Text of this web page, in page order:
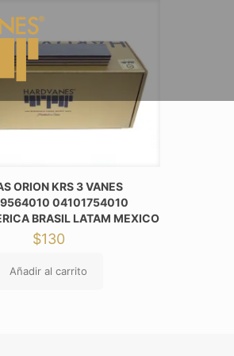
ORION KRS 3 VANES
04101754010
BRASIL LATAM MEXICO
$130
Añadir al carrito